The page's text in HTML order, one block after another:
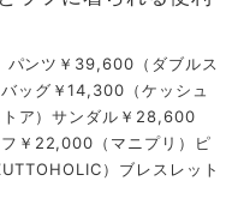
パンツ￥39,600（ダブルス
ッグ￥14,300（ケッシュ
ア）サンダル￥28,600
フ￥22,000（マニプリ）ピ
）ブレスレット